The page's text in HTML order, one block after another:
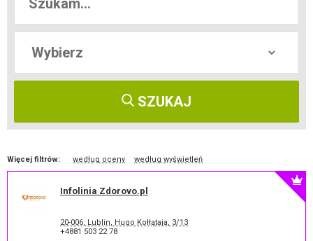
SZUKAJ
Więcej filtrów: według oceny według wyświetleń
Infolinia Zdorovo.pl
20-006, Lublin, Hugo Kołłątaja, 3/13
+4881 503 22 78